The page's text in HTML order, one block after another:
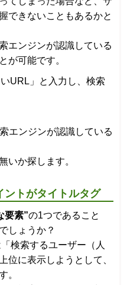
できないこともあるかと
エンジンが認識している
が可能です。
URL」と入力し、検索
エンジンが認識している
いか探します。
ントがタイトルタグ
要素”の1つであること
しょうか？
検索するユーザー（人
位に表示しようとして、
。